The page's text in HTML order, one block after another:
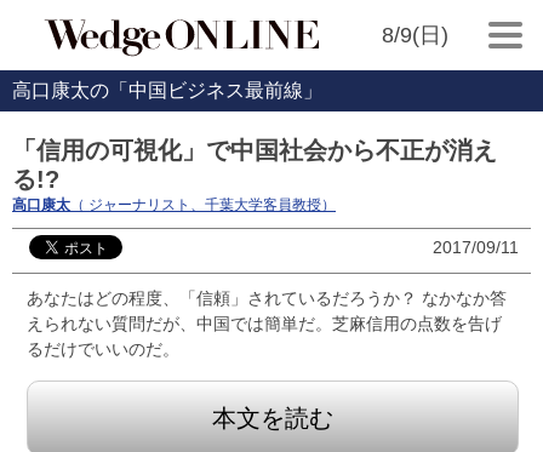
8/9(日)
高口康太の「中国ビジネス最前線」
「信用の可視化」で中国社会から不正が消え
る!?
高口康太 （ ジャーナリスト、千葉大学客員教授）
2017/09/11
あなたはどの程度、「信頼」されているだろうか？ なかなか答
えられない質問だが、中国では簡単だ。芝麻信用の点数を告げ
るだけでいいのだ。
本文を読む